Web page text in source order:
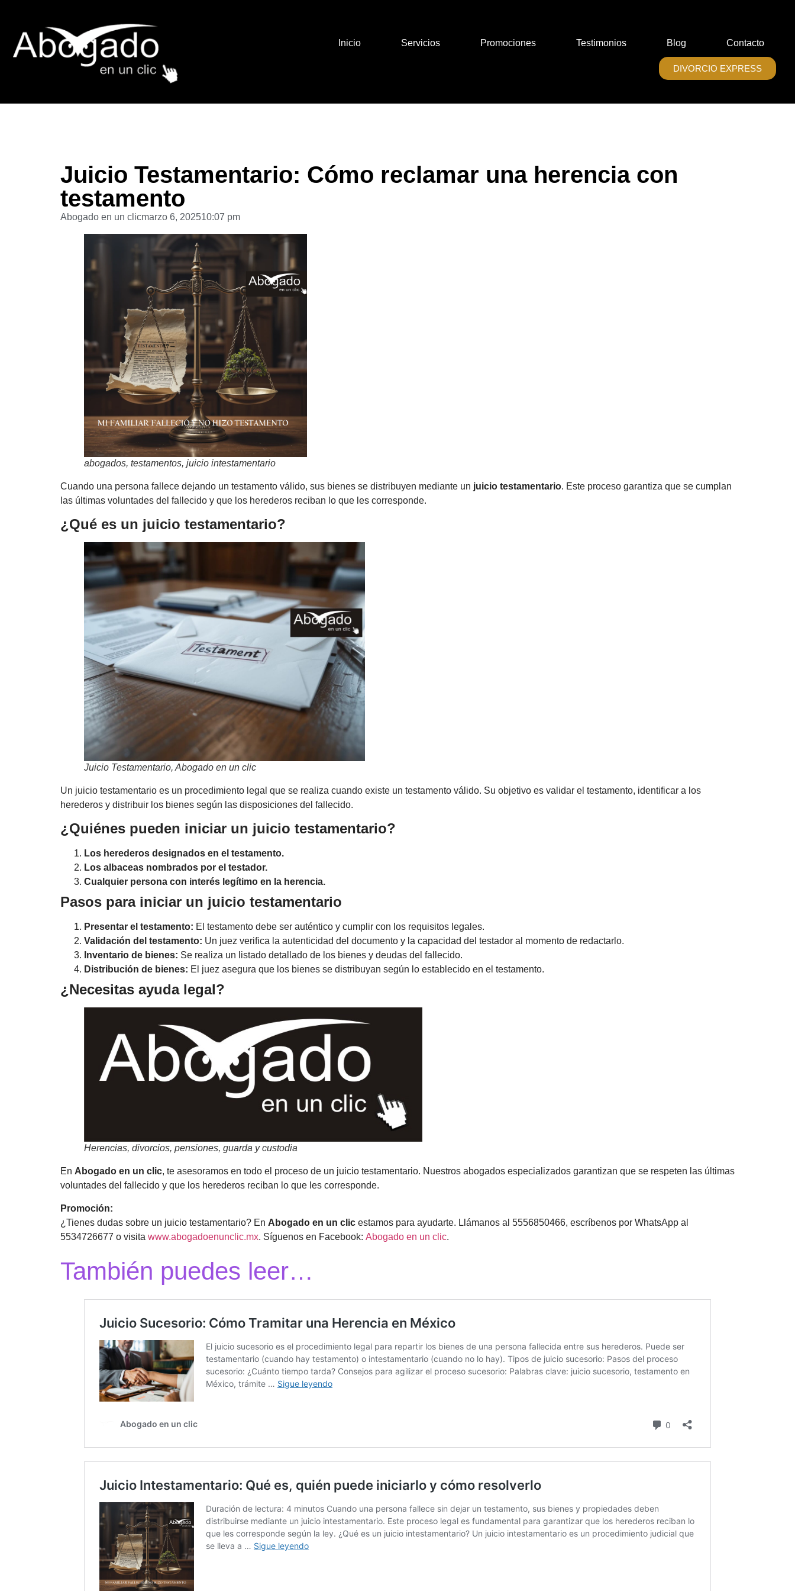
Inicio Servicios Promociones Testimonios Blog Contacto
DIVORCIO EXPRESS
Juicio Testamentario: Cómo reclamar una herencia con
testamento
Abogado en un clicmarzo 6, 202510:07 pm
abogados, testamentos, juicio intestamentario
Cuando una persona fallece dejando un testamento válido, sus bienes se distribuyen mediante un juicio testamentario. Este proceso garantiza que se cumplan
las últimas voluntades del fallecido y que los herederos reciban lo que les corresponde.
¿Qué es un juicio testamentario?
Juicio Testamentario, Abogado en un clic
Un juicio testamentario es un procedimiento legal que se realiza cuando existe un testamento válido. Su objetivo es validar el testamento, identificar a los
herederos y distribuir los bienes según las disposiciones del fallecido.
¿Quiénes pueden iniciar un juicio testamentario?
Los herederos designados en el testamento.
Los albaceas nombrados por el testador.
Cualquier persona con interés legítimo en la herencia.
Pasos para iniciar un juicio testamentario
Presentar el testamento: El testamento debe ser auténtico y cumplir con los requisitos legales.
Validación del testamento: Un juez verifica la autenticidad del documento y la capacidad del testador al momento de redactarlo.
Inventario de bienes: Se realiza un listado detallado de los bienes y deudas del fallecido.
Distribución de bienes: El juez asegura que los bienes se distribuyan según lo establecido en el testamento.
¿Necesitas ayuda legal?
Herencias, divorcios, pensiones, guarda y custodia
En Abogado en un clic, te asesoramos en todo el proceso de un juicio testamentario. Nuestros abogados especializados garantizan que se respeten las últimas
voluntades del fallecido y que los herederos reciban lo que les corresponde.
Promoción:
¿Tienes dudas sobre un juicio testamentario? En Abogado en un clic estamos para ayudarte. Llámanos al 5556850466, escríbenos por WhatsApp al
5534726677 o visita www.abogadoenunclic.mx. Síguenos en Facebook: Abogado en un clic.
También puedes leer…